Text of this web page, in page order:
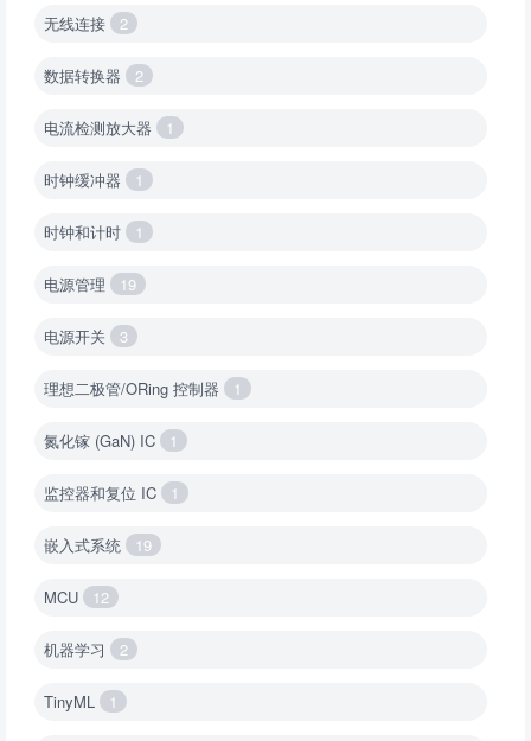
无线连接 2
数据转换器 2
电流检测放大器 1
时钟缓冲器 1
时钟和计时 1
电源管理 19
电源开关 3
理想二极管/ORing 控制器 1
氮化镓 (GaN) IC 1
监控器和复位 IC 1
嵌入式系统 19
MCU 12
机器学习 2
TinyML 1